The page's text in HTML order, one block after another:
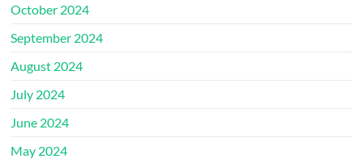
October 2024
September 2024
August 2024
July 2024
June 2024
May 2024